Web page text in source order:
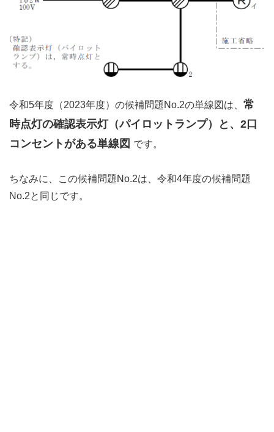
令和5年度（2023年度）の候補問題No.2の単線図は、 常
時点灯の確認表示灯（パイロットランプ）と、2口
コンセントがある単線図 です。
ちなみに、この候補問題No.2は、令和4年度の候補問題
No.2と同じです。